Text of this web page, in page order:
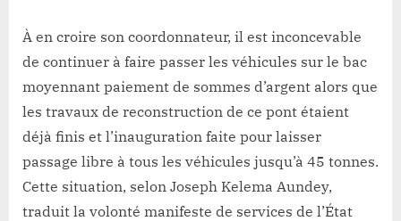
À en croire son coordonnateur, il est inconcevable
de continuer à faire passer les véhicules sur le bac
moyennant paiement de sommes d’argent alors que
les travaux de reconstruction de ce pont étaient
déjà finis et l’inauguration faite pour laisser
passage libre à tous les véhicules jusqu’à 45 tonnes.
Cette situation, selon Joseph Kelema Aundey,
traduit la volonté manifeste de services de l’État